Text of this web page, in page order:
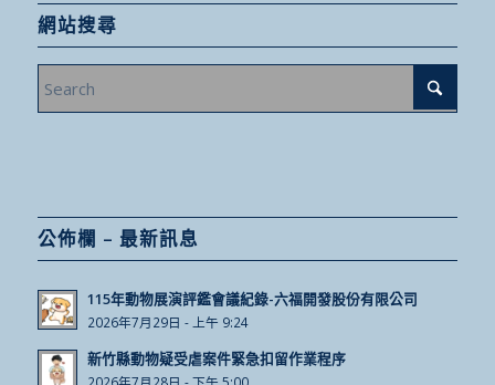
網站搜尋
公佈欄 – 最新訊息
115年動物展演評鑑會議紀錄-六福開發股份有限公司
2026年7月29日 - 上午 9:24
新竹縣動物疑受虐案件緊急扣留作業程序
2026年7月28日 - 下午 5:00